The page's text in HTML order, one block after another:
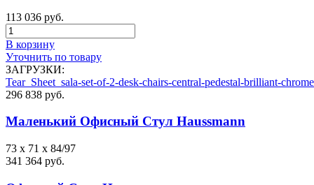
113 036 руб.
В корзину
Уточнить по товару
ЗАГРУЗКИ:
Tear_Sheet_sala-set-of-2-desk-chairs-central-pedestal-brilliant-
296 838 руб.
Маленький Офисный Стул Haussmann
73 x 71 x 84/97
341 364 руб.